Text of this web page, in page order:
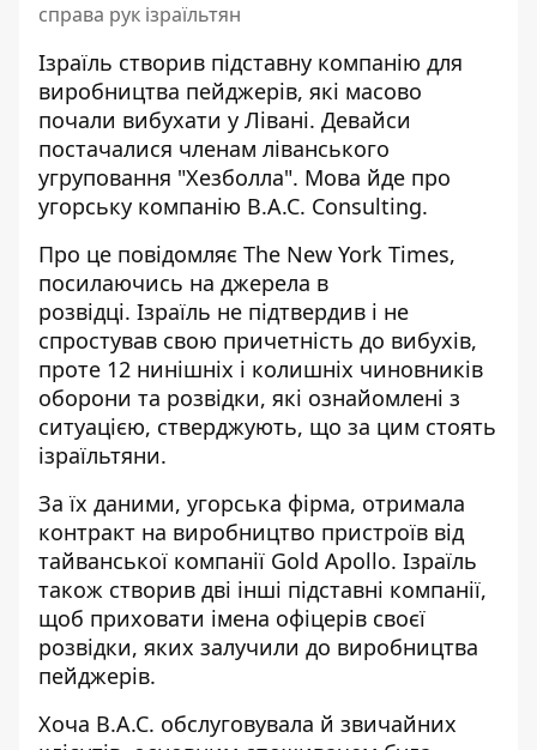
справа рук ізраїльтян
Ізраїль створив підставну компанію для
виробництва пейджерів, які масово
почали вибухати у Лівані. Девайси
постачалися членам ліванського
угруповання "Хезболла". Мова йде про
угорську компанію B.A.C. Consulting.
Про це повідомляє The New York Times,
посилаючись на джерела в
розвідці. Ізраїль не підтвердив і не
спростував свою причетність до вибухів,
проте 12 нинішніх і колишніх чиновників
оборони та розвідки, які ознайомлені з
ситуацією, стверджують, що за цим стоять
ізраїльтяни.
За їх даними, угорська фірма, отримала
контракт на виробництво пристроїв від
тайванської компанії Gold Apollo. Ізраїль
також створив дві інші підставні компанії,
щоб приховати імена офіцерів своєї
розвідки, яких залучили до виробництва
пейджерів.
Хоча B.A.C. обслуговувала й звичайних